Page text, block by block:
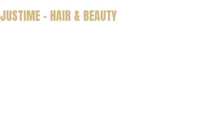
JUSTIME - HAIR & BEAUTY